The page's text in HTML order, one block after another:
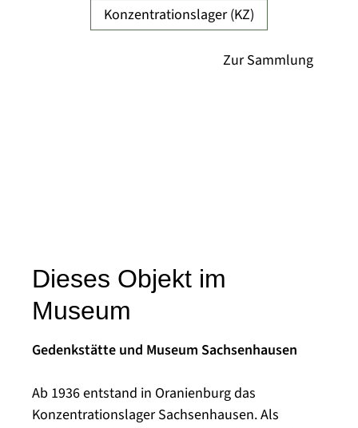
Konzentrationslager (KZ)
Dieses Objekt im
Museum
Gedenkstätte und Museum Sachsenhausen
Ab 1936 entstand in Oranienburg das
Konzentrationslager Sachsenhausen. Als